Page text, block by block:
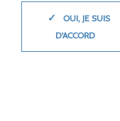
✓
OUI, JE SUIS
D'ACCORD
MASQUER